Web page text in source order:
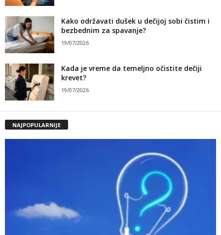
Kako održavati dušek u dečijoj sobi čistim i
bezbednim za spavanje?
19/07/2026
Kada je vreme da temeljno očistite dečiji
krevet?
19/07/2026
NAJPOPULARNIJE